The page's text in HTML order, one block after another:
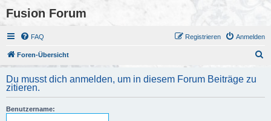
Fusion Forum
FAQ Anmelden
Registrieren
Foren-Übersicht
h
Du musst dich anmelden, um in diesem Forum Beiträge zu
zitieren.
Benutzername: